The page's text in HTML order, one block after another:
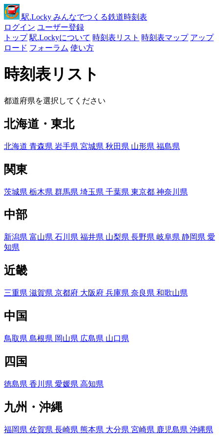
駅.Locky みんなでつくる鉄道時刻表
ログイン ユーザー登録
トップ 駅.Lockyについて 時刻表リスト 時刻表マップ アップ
ロード フォーラム 使い方
時刻表リスト
都道府県を選択してください
北海道・東北
北海道 青森県 岩手県 宮城県 秋田県 山形県 福島県
関東
茨城県 栃木県 群馬県 埼玉県 千葉県 東京都 神奈川県
中部
新潟県 富山県 石川県 福井県 山梨県 長野県 岐阜県 静岡県 愛
知県
近畿
三重県 滋賀県 京都府 大阪府 兵庫県 奈良県 和歌山県
中国
鳥取県 島根県 岡山県 広島県 山口県
四国
徳島県 香川県 愛媛県 高知県
九州・沖縄
福岡県 佐賀県 長崎県 熊本県 大分県 宮崎県 鹿児島県 沖縄県